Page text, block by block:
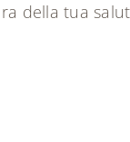
della tua